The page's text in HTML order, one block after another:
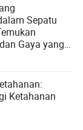
Sepatu
Gaya yang
Ketahanan